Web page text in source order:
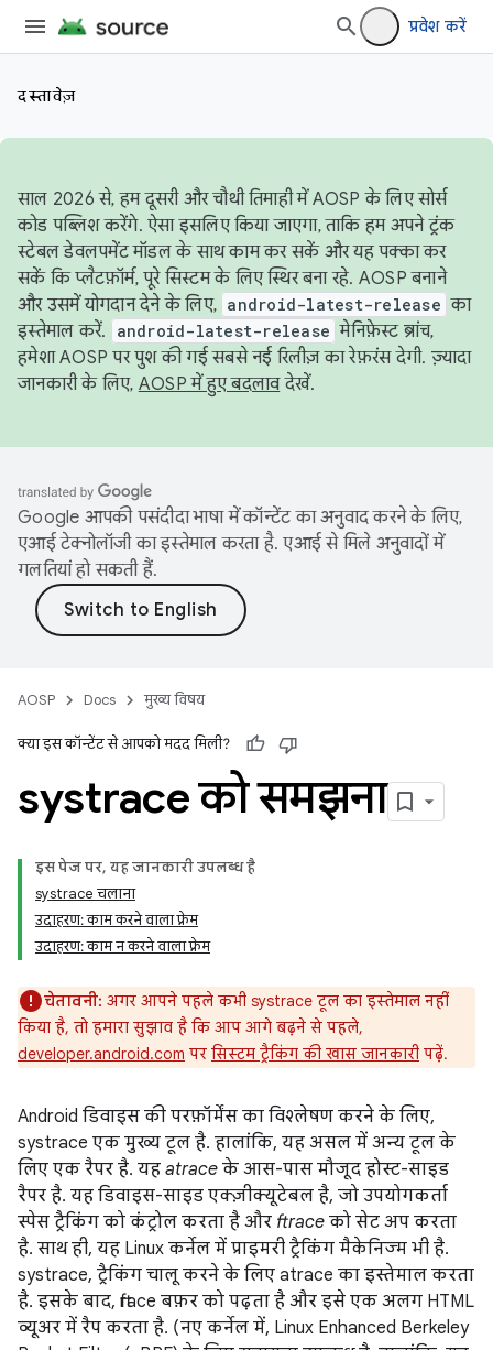
प्रवेश करें
दस्तावेज़
साल 2026 से, हम दूसरी और चौथी तिमाही में AOSP के लिए सोर्स
कोड पब्लिश करेंगे. ऐसा इसलिए किया जाएगा, ताकि हम अपने ट्रंक
स्टेबल डेवलपमेंट मॉडल के साथ काम कर सकें और यह पक्का कर
सकें कि प्लैटफ़ॉर्म, पूरे सिस्टम के लिए स्थिर बना रहे. AOSP बनाने
और उसमें योगदान देने के लिए, android-latest-release का
इस्तेमाल करें.
android-latest-release मेनिफ़ेस्ट ब्रांच,
हमेशा AOSP पर पुश की गई सबसे नई रिलीज़ का रेफ़रंस देगी. ज़्यादा
जानकारी के लिए, AOSP में हुए बदलावदेखें.
Google आपकी पसंदीदा भाषा में कॉन्टेंट का अनुवाद करने के लिए,
एआई टेक्नोलॉजी का इस्तेमाल करता है. एआई से मिले अनुवादों में
गलतियां हो सकती हैं.
AOSP Docs मुख्य विषय
क्या इस कॉन्टेंट से आपको मदद मिली?
systrace को समझना
इस पेज पर, यह जानकारी उपलब्ध है
systrace चलाना
उदाहरण: काम करने वाला फ़्रेम
उदाहरण: काम न करने वाला फ़्रेम
चेतावनी: अगर आपने पहले कभी systrace टूल का इस्तेमाल नहीं
किया है, तो हमारा सुझाव है कि आप आगे बढ़ने से पहले,
developer.android.com पर सिस्टम ट्रैकिंग की खास जानकारी पढ़ें.
Android डिवाइस की परफ़ॉर्मेंस का विश्लेषण करने के लिए,
systrace एक मुख्य टूल है. हालांकि, यह असल में अन्य टूल के
लिए एक रैपर है. यह atrace के आस-पास मौजूद होस्ट-साइड
रैपर है. यह डिवाइस-साइड एक्ज़ीक्यूटेबल है, जो उपयोगकर्ता
स्पेस ट्रैकिंग को कंट्रोल करता है और ftrace को सेट अप करता
है. साथ ही, यह Linux कर्नेल में प्राइमरी ट्रैकिंग मैकेनिज्म भी है.
systrace, ट्रैकिंग चालू करने के लिए atrace का इस्तेमाल करता
है. इसके बाद, ftrace बफ़र को पढ़ता है और इसे एक अलग HTML
व्यूअर में रैप करता है. (नए कर्नेल में, Linux Enhanced Berkeley